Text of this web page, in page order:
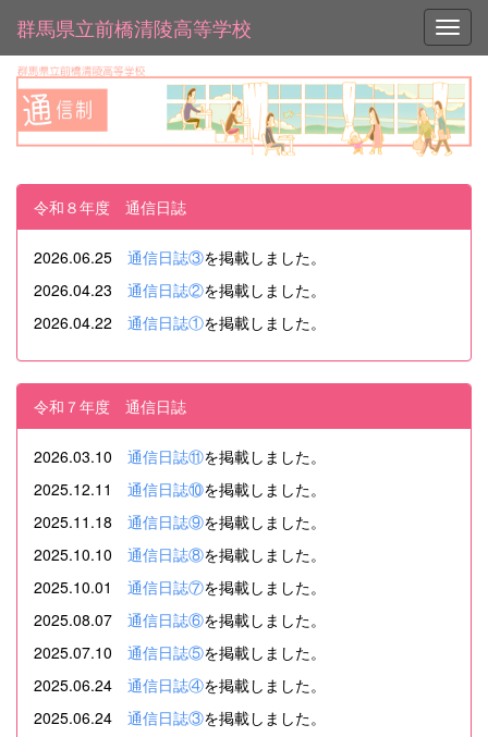
群馬県立前橋清陵高等学校
令和８年度 通信日誌
2026.06.25 通信日誌③を掲載しました。
2026.04.23 通信日誌②を掲載しました。
2026.04.22 通信日誌①を掲載しました。
令和７年度 通信日誌
2026.03.10 通信日誌⑪を掲載しました。
2025.12.11 通信日誌⑩を掲載しました。
2025.11.18 通信日誌⑨を掲載しました。
2025.10.10 通信日誌⑧を掲載しました。
2025.10.01 通信日誌⑦を掲載しました。
2025.08.07 通信日誌⑥を掲載しました。
2025.07.10 通信日誌⑤を掲載しました。
2025.06.24 通信日誌④を掲載しました。
2025.06.24 通信日誌③を掲載しました。